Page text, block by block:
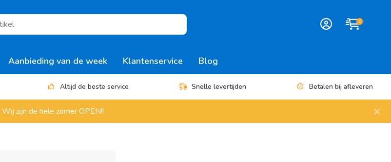
0
Aanbieding van de week Klantenservice Blog
Altijd de beste service Snelle levertijden Betalen bij afleveren
Wij zijn de hele zomer OPEN!! ×